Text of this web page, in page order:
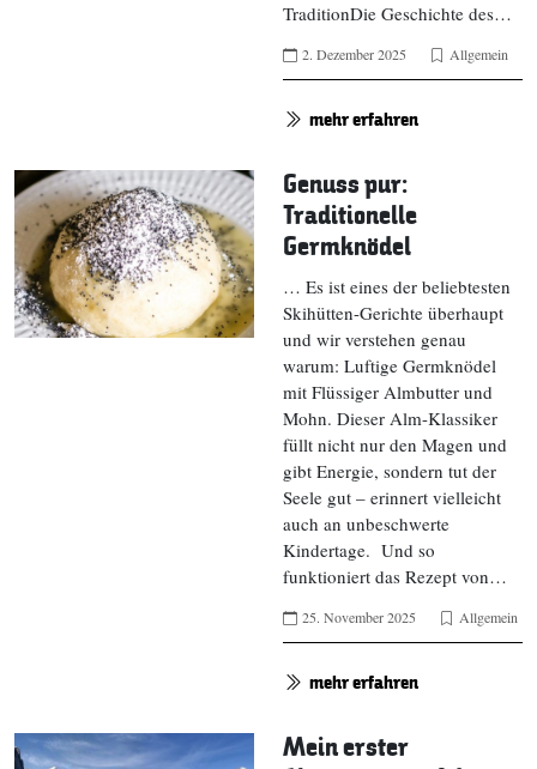
TraditionDie Geschichte des…
2. Dezember 2025 Allgemein
mehr erfahren
Genuss pur:
Traditionelle
Germknödel
… Es ist eines der beliebtesten
Skihütten-Gerichte überhaupt
und wir verstehen genau
warum: Luftige Germknödel
mit Flüssiger Almbutter und
Mohn. Dieser Alm-Klassiker
füllt nicht nur den Magen und
gibt Energie, sondern tut der
Seele gut – erinnert vielleicht
auch an unbeschwerte
Kindertage. Und so
funktioniert das Rezept von…
25. November 2025 Allgemein
mehr erfahren
Mein erster